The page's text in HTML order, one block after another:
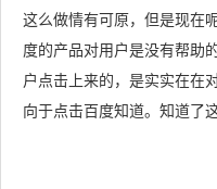
这么做情有可原，但是现在
度的产品对用户是没有帮助
户点击上来的，是实实在在
向于点击百度知道。知道了